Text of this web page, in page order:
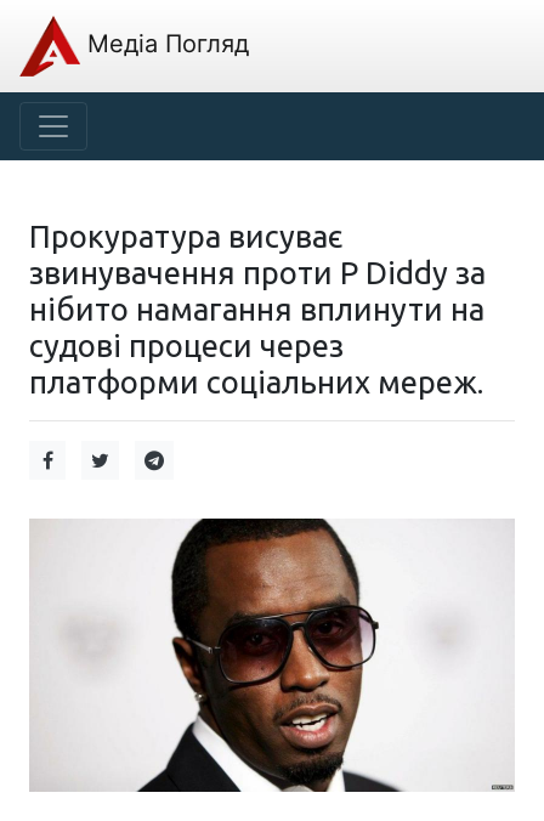
Медіа Погляд
Прокуратура висуває
звинувачення проти P Diddy за
нібито намагання вплинути на
судові процеси через
платформи соціальних мереж.